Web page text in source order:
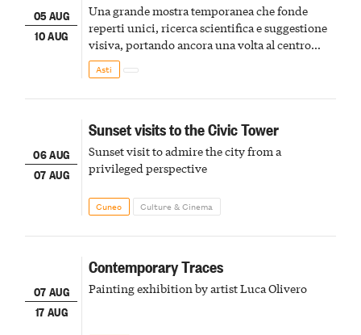
05 AUG
10 AUG
Una grande mostra temporanea che fonde
reperti unici, ricerca scientifica e suggestione
visiva, portando ancora una volta al centro
della scena le meraviglie del passato astigiano
Asti
06 AUG
07 AUG
Sunset visits to the Civic Tower
Sunset visit to admire the city from a
privileged perspective
Cuneo Culture & Cinema
07 AUG
17 AUG
Contemporary Traces
Painting exhibition by artist Luca Olivero